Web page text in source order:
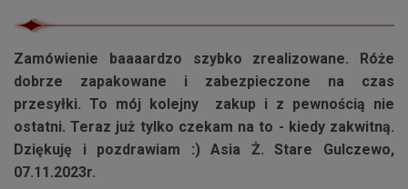
Zamówienie baaaardzo szybko zrealizowane. Róże
dobrze zapakowane i zabezpieczone na czas
przesyłki. To mój kolejny zakup i z pewnością nie
ostatni. Teraz już tylko czekam na to - kiedy zakwitną.
Dziękuję i pozdrawiam :) Asia Ż. Stare Gulczewo,
07.11.2023r.